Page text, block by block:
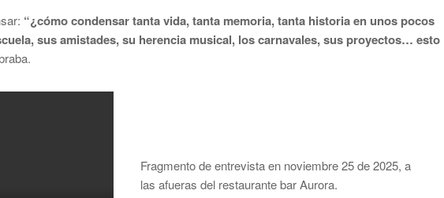
“¿cómo condensar tanta vida, tanta memoria, tanta historia en unos pocos
sus amistades, su herencia musical, los carnavales, sus proyectos… esto
Fragmento de entrevista en noviembre 25 de 2025, a
las afueras del restaurante bar Aurora.